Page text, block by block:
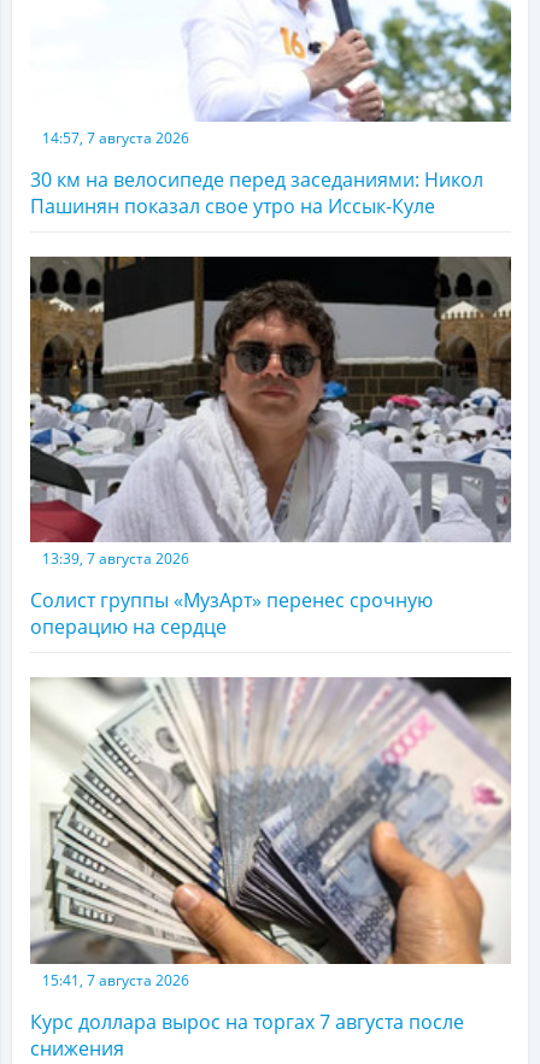
14:57, 7 августа 2026
30 км на велосипеде перед заседаниями: Никол
Пашинян показал свое утро на Иссык-Куле
13:39, 7 августа 2026
Солист группы «МузАрт» перенес срочную
операцию на сердце
15:41, 7 августа 2026
Курс доллара вырос на торгах 7 августа после
снижения